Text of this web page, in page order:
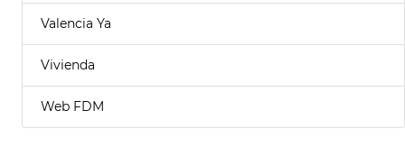
Valencia Ya
Vivienda
Web FDM